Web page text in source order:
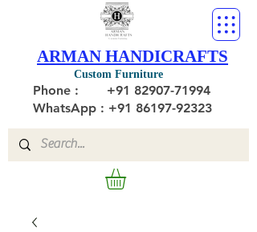
Custom Furniture
ARMAN HANDICRAFTS
Phone : +91 82907-71994
WhatsApp : +91 86197-92323